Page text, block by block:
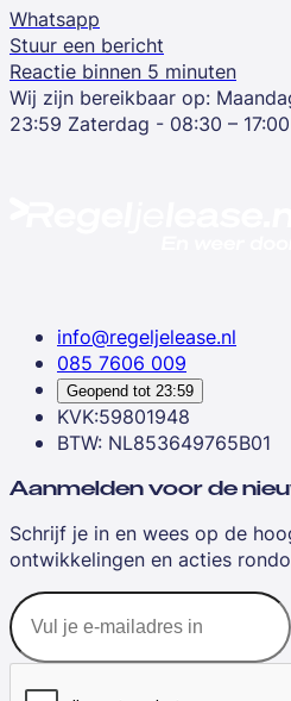
Whatsapp
Stuur een bericht
Reactie binnen 5 minuten
Wij zijn bereikbaar op:
23:59 Zaterdag - 08:30 – 17:00
info@regeljelease.nl
085 7606 009
Geopend tot 23:59
KVK:59801948
BTW: NL853649765B01
Aanmelden voor de
Schrijf je in en wees op de
ontwikkelingen en acties